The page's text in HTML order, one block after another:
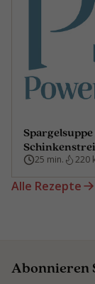
25 min. 220
Alle Rezepte
Abonnieren